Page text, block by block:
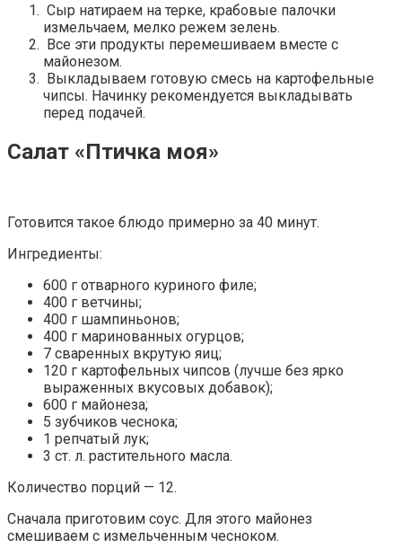
Сыр натираем на терке, крабовые палочки
измельчаем, мелко режем зелень.
Все эти продукты перемешиваем вместе с
майонезом.
Выкладываем готовую смесь на картофельные
чипсы. Начинку рекомендуется выкладывать
перед подачей.
Салат «Птичка моя»
Готовится такое блюдо примерно за 40 минут.
Ингредиенты:
600 г отварного куриного филе;
400 г ветчины;
400 г шампиньонов;
400 г маринованных огурцов;
7 сваренных вкрутую яиц;
120 г картофельных чипсов (лучше без ярко
выраженных вкусовых добавок);
600 г майонеза;
5 зубчиков чеснока;
1 репчатый лук;
3 ст. л. растительного масла.
Количество порций — 12.
Сначала приготовим соус. Для этого майонез
смешиваем с измельченным чесноком.